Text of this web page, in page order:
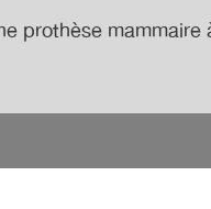
prothèse